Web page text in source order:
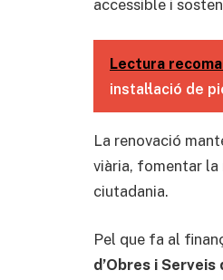
accessible i
Lectura
instal·lació de
La renovació
viària, fomentar
ciutadania.
Pel que fa al
d’Obres i